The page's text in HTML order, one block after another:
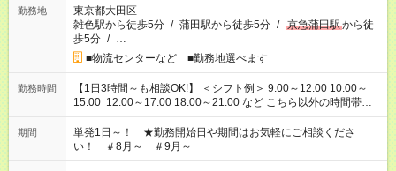
勤務地
東京都大田区
雑色駅から徒歩5分 / 蒲田駅から徒歩5分 / 京急蒲田駅から徒
歩5分 / …
■物流センターなど ■勤務地選べます
勤務時間
【1日3時間～も相談OK!】 ＜シフト例＞ 9:00～12:00 10:00～
15:00 12:00～17:00 18:00～21:00 など こちら以外の時間帯も
お気軽にご相談ください！
期間
単発1日～！ ★勤務開始日や期間はお気軽にご相談くださ
い！ ＃8月～ ＃9月～